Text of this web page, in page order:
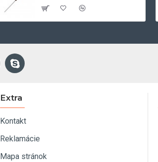
Extra
Kontakt
Reklamácie
Mapa stránok